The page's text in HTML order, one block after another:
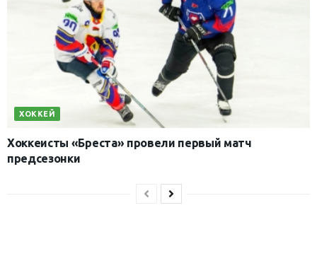
ХОККЕЙ
Хоккеисты «Бреста» провели первый матч
предсезонки